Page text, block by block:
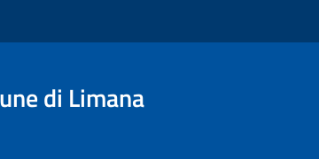
di Limana